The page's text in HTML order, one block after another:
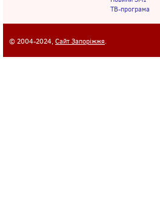
ТВ-програма
© 2004-2024, Сайт Запоріжжя.